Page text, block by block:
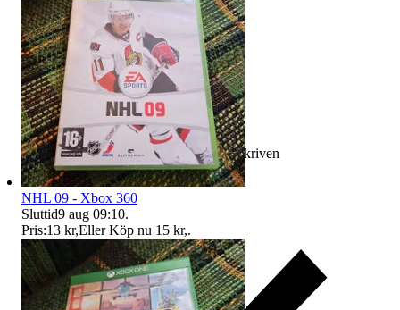
Ersättning om varan inte är som beskriven
NHL 09 - Xbox 360
Sluttid9 aug 09:10.
Pris:13 kr,Eller Köp nu 15 kr,.